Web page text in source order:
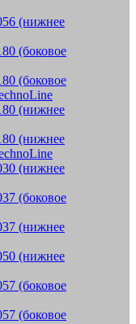
(нижнее
(боковое
(боковое
(нижнее
(нижнее
(нижнее
(боковое
(нижнее
(нижнее
(боковое
(боковое